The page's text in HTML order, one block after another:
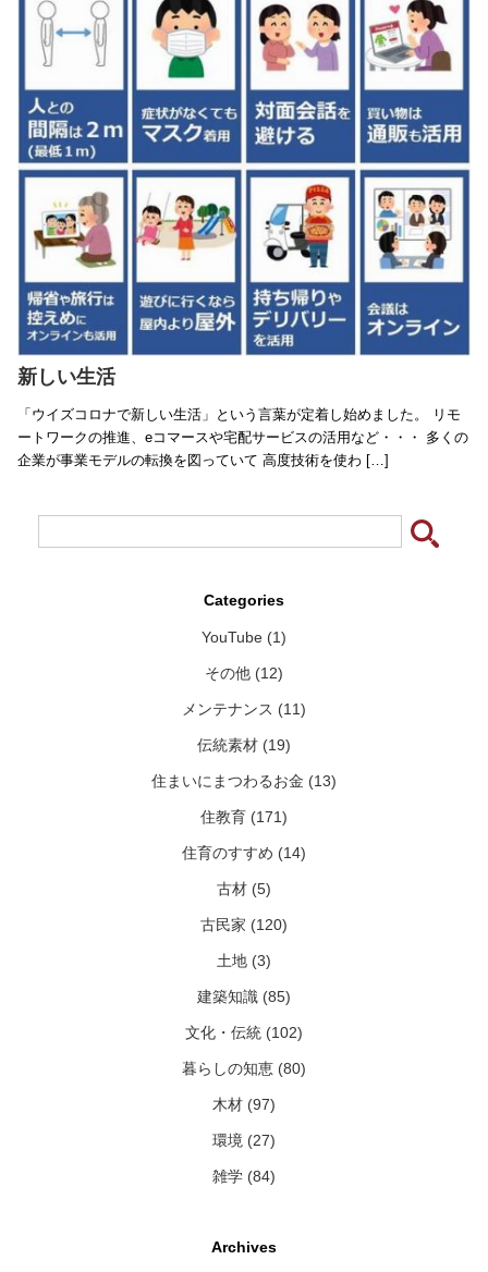
新しい生活
「ウイズコロナで新しい生活」という言葉が定着し始めました。 リモ
ートワークの推進、eコマースや宅配サービスの活用など・・・ 多くの
企業が事業モデルの転換を図っていて 高度技術を使わ […]
Categories
YouTube (1)
その他 (12)
メンテナンス (11)
伝統素材 (19)
住まいにまつわるお金 (13)
住教育 (171)
住育のすすめ (14)
古材 (5)
古民家 (120)
土地 (3)
建築知識 (85)
文化・伝統 (102)
暮らしの知恵 (80)
木材 (97)
環境 (27)
雑学 (84)
Archives